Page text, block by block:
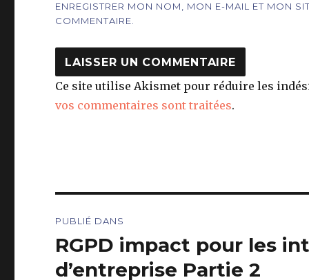
ENREGISTRER MON NOM, MON E-MAIL ET MON
COMMENTAIRE.
Ce site utilise Akismet pour réduire les
vos commentaires sont traitées.
de
l’article
PUBLIÉ DANS
RGPD impact pour les
d’entreprise Partie 2